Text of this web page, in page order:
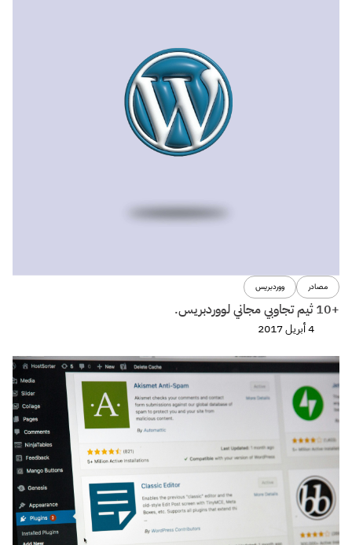
مصادر ووردبريس
+10 ثيم تجاوبي مجاني لووردبريس.
4 أبريل 2017